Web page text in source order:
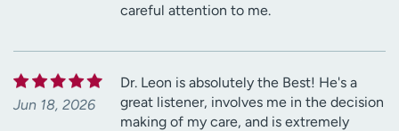
careful attention to me.
Jun 18, 2026
Dr. Leon is absolutely the Best! He's a
great listener, involves me in the decision
making of my care, and is extremely